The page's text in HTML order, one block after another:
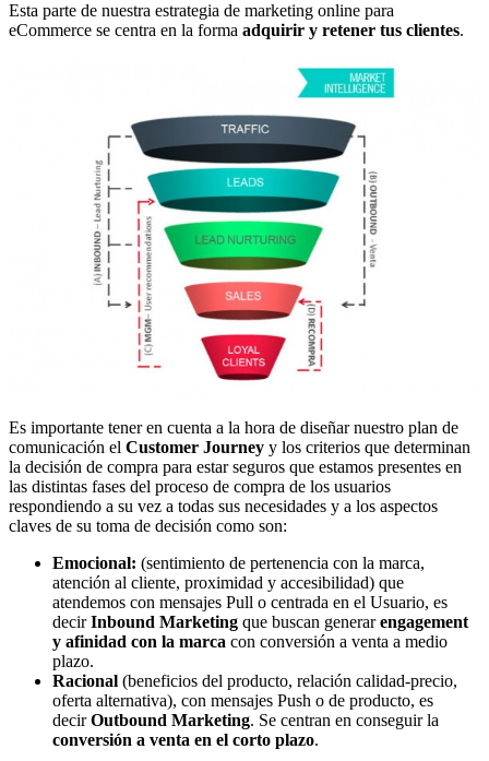
Esta parte de nuestra estrategia de marketing online para
eCommerce se centra en la forma adquirir y retener tus clientes.
Es importante tener en cuenta a la hora de diseñar nuestro plan de
comunicación el Customer Journey y los criterios que determinan
la decisión de compra para estar seguros que estamos presentes en
las distintas fases del proceso de compra de los usuarios
respondiendo a su vez a todas sus necesidades y a los aspectos
claves de su toma de decisión como son:
Emocional: (sentimiento de pertenencia con la marca,
atención al cliente, proximidad y accesibilidad) que
atendemos con mensajes Pull o centrada en el Usuario, es
decirInbound Marketing que buscan generarengagement
y afinidad con la marca con conversión a venta a medio
plazo.
Racional (beneficios del producto, relación calidad-precio,
oferta alternativa), con mensajes Push o de producto, es
decirOutbound Marketing. Se centran en conseguir la
conversión a venta en el corto plazo.